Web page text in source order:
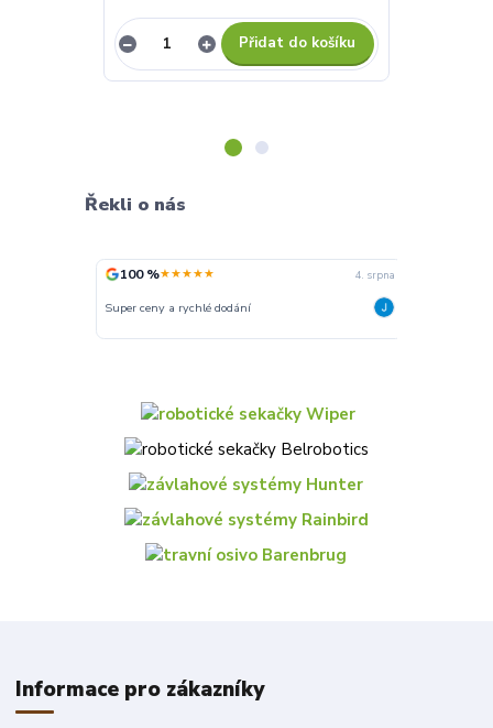
Přidat do košíku
Řekli o nás
100 %★★★★★ 4. srpna
Super ceny a rychlé dodání
Informace pro zákazníky